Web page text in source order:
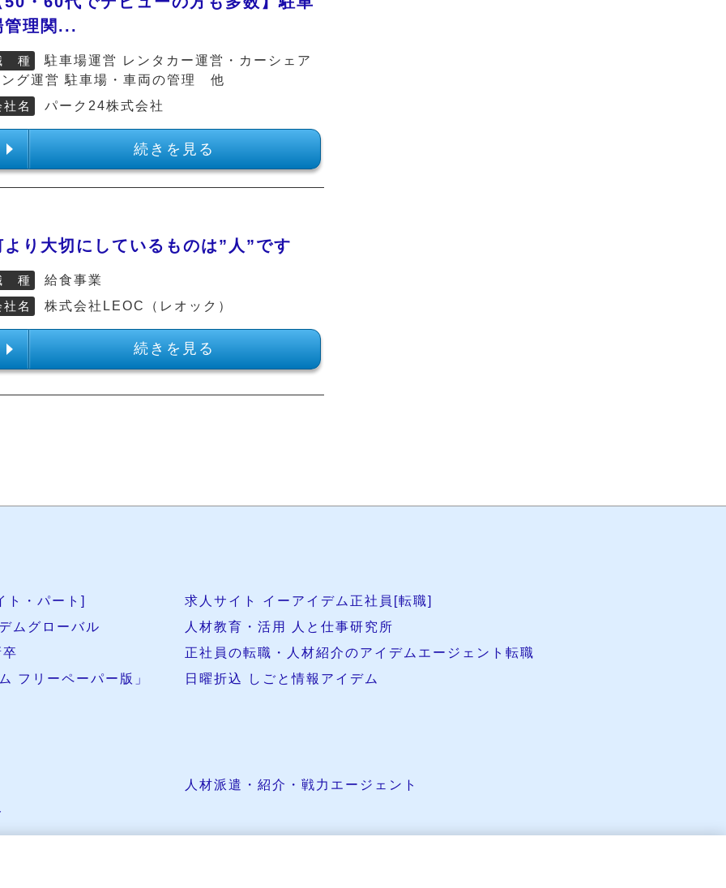
管理関...
種
駐車場運営 レンタカー運営・カーシェア
グ運営 駐車場・車両の管理 他
社名
パーク24株式会社
続きを見る
より大切にしているものは”人”です
種
給食事業
社名
株式会社LEOC（レオック）
続きを見る
ト・パート]
求人サイト イーアイデム正社員[転職]
ムグローバル
人材教育・活用 人と仕事研究所
正社員の転職・人材紹介のアイデムエージェント転職
フリーペーパー版」
日曜折込 しごと情報アイデム
人材派遣・紹介・戦力エージェント